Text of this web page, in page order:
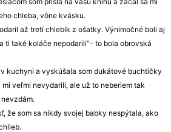
chleba, vône kvásku.
až tretí chlebík z ošatky. Výnimočné boli aj
ti také koláče nepodarili“- to bola obrovská
kuchyni a vyskúšala som dukátové buchtičky
veľmi nevydarili, ale už to neberiem tak
že som sa nikdy svojej babky nespýtala, ako